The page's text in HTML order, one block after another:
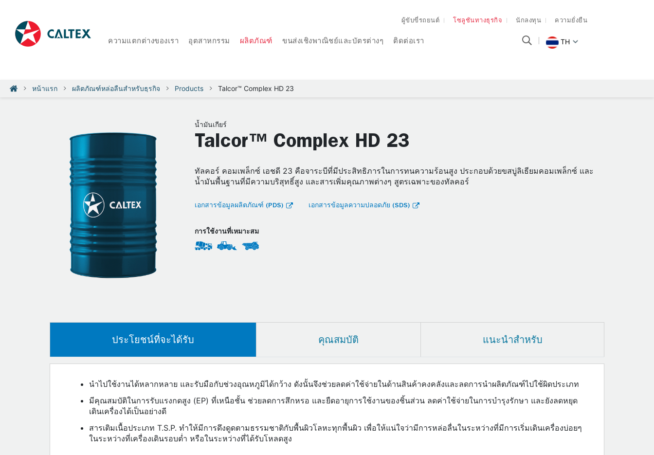
ผู้ขับขี่รถยนต์ โซลูชันทางธุรกิจ นักลงทุน ความยั่งยืน
ความแตกต่างของเรา อุตสาหกรรม ผลิตภัณฑ์ ขนส่งเชิงพาณิชย์และบัตรต่างๆ ติดต่อเรา TH
หน้าแรก ผลิตภัณฑ์หล่อลื่นสำหรับธุรกิจ Products Talcor™ Complex HD 23
น้ำมันเกียร์
Talcor™ Complex HD 23
ทัลคอร์ คอมเพล็กซ์ เอชดี 23 คือจาระบีที่มีประสิทธิภารในการทนความร้อนสูง ประกอบด้วยขสบู่ลิเธียมคอมเพล็กซ์ และ
น้ำมันพื้นฐานที่มีความบริสุทธิ์สูง และสารเพิ่มคุณภาพต่างๆ สูตรเฉพาะของทัลคอร์
เอกสารข้อมูลผลิตภัณฑ์ (PDS) เอกสารข้อมูลความปลอดภัย (SDS)
การใช้งานที่เหมาะสม
ประโยชน์ที่จะได้รับ คุณสมบัติ แนะนำสำหรับ
นำไปใช้งานได้หลากหลาย และรับมือกับช่วงอุณหภูมิได้กว้าง ดังนั้นจึงช่วยลดค่าใช้จ่ายในด้านสินค้าคงคลังและลดการนำผลิตภัณฑ์ไปใช้ผิดประเภท
มีคุณสมบัติในการรับแรงกดสูง (EP) ที่เหนือชั้น ช่วยลดการสึกหรอ และยืดอายุการใช้งานของชิ้นส่วน ลดค่าใช้จ่ายในการบำรุงรักษา และยังลดหยุด
เดินเครื่องได้เป็นอย่างดี
สารเติมเนื้อประเภท T.S.P. ทำให้มีการดึงดูดตามธรรมชาติกับพื้นผิวโลหะทุกพื้นผิว เพื่อให้แน่ใจว่ามีการหล่อลื่นในระหว่างที่มีการเริ่มเดินเครื่องบ่อยๆ
ในระหว่างที่เครื่องเดินรอบต่ำ หรือในระหว่างที่ได้รับโหลดสูง